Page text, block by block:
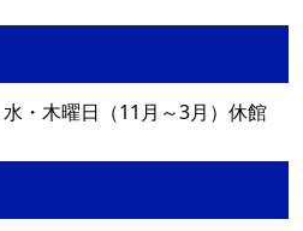
水・木曜日（11月～3月）休館